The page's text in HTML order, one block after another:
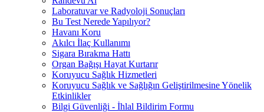
Laboratuvar ve Radyoloji Sonuçları
Bu Test Nerede Yapılıyor?
Havanı Koru
Akılcı İlaç Kullanımı
Sigara Bırakma Hattı
Organ Bağışı Hayat Kurtarır
Koruyucu Sağlık Hizmetleri
Koruyucu Sağlık ve Sağlığın Geliştirilmesine Yönelik
Etkinlikler
Bilgi Güvenliği - İhlal Bildirim Formu